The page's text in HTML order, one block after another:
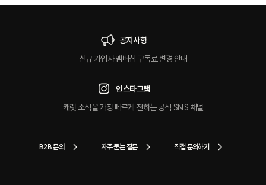
공지사항
신규 가입자 멤버십 구독료 변경 안내
인스타그램
캐릿 소식을 가장 빠르게 전하는 공식 SNS 채널
B2B 문의 자주 묻는 질문 직접 문의하기